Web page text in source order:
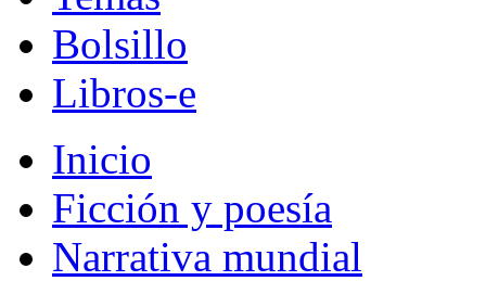
Bolsillo
Libros-e
Inicio
Ficción y poesía
Narrativa mundial